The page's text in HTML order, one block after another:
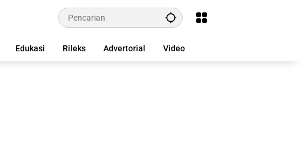
Edukasi Rileks Advertorial Video